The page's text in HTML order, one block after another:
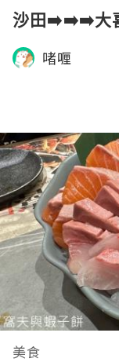
沙田➡️➡️➡️大
啫喱
美食